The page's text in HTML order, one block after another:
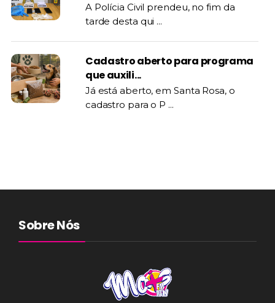
A Polícia Civil prendeu, no fim da
tarde desta qui ...
Cadastro aberto para programa
que auxili...
Já está aberto, em Santa Rosa, o
cadastro para o P ...
Sobre Nós